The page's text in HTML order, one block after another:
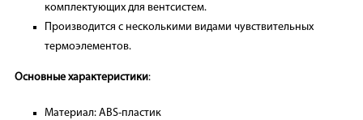
комплектующих для вентсистем.
Производится с несколькими видами чувствительных
термоэлементов.
Основные характеристики:
Материал: ABS-пластик